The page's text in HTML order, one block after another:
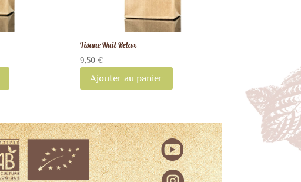
Tisane Nuit Relax
9,50€
Ajouter au panier